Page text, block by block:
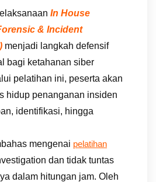
In House
& Incident
menjadi langkah defensif
bagi ketahanan siber
pelatihan ini, peserta akan
hidup penanganan insiden
identifikasi, hingga
mengenai pelatihan
dan tidak tuntas
dalam hitungan jam. Oleh